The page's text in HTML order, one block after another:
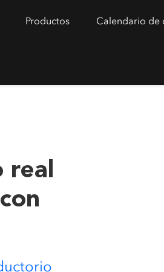
Productos Calendario de
real